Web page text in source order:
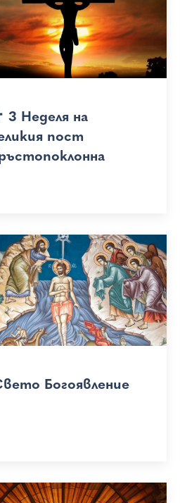
3 Неделя на
пост
Богоявление